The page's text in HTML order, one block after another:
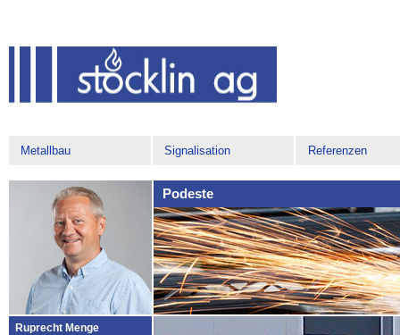
Metallbau Signalisation Referenzen
Ruprecht Menge
Podeste